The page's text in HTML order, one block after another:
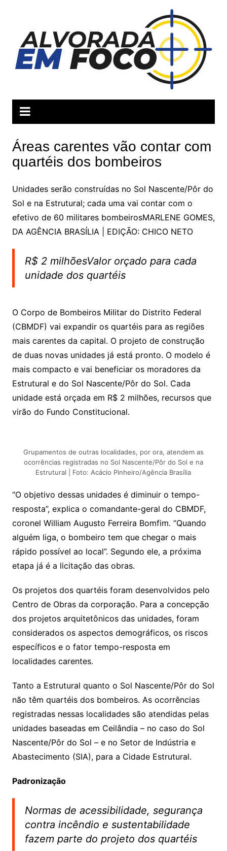
conteúdo
Áreas carentes vão contar com
quartéis dos bombeiros
Unidades serão construídas no Sol Nascente/Pôr do
Sol e na Estrutural; cada uma vai contar com o
efetivo de 60 militares bombeirosMARLENE GOMES,
DA AGÊNCIA BRASÍLIA | EDIÇÃO: CHICO NETO
R$ 2 milhõesValor orçado para cada
unidade dos quartéis
O Corpo de Bombeiros Militar do Distrito Federal
(CBMDF) vai expandir os quartéis para as regiões
mais carentes da capital. O projeto de construção
de duas novas unidades já está pronto. O modelo é
mais compacto e vai beneficiar os moradores da
Estrutural e do Sol Nascente/Pôr do Sol. Cada
unidade está orçada em R$ 2 milhões, recursos que
virão do Fundo Constitucional.
Grupamentos de outras localidades, por ora, atendem as
ocorrências registradas no Sol Nascente/Pôr do Sol e na
Estrutural | Foto: Acácio Pinheiro/Agência Brasília
“O objetivo dessas unidades é diminuir o tempo-
resposta”, explica o comandante-geral do CBMDF,
coronel William Augusto Ferreira Bomfim. “Quando
alguém liga, o bombeiro tem que chegar o mais
rápido possível ao local”. Segundo ele, a próxima
etapa já é a licitação das obras.
Os projetos dos quartéis foram desenvolvidos pelo
Centro de Obras da corporação. Para a concepção
dos projetos arquitetônicos das unidades, foram
considerados os aspectos demográficos, os riscos
específicos e o fator tempo-resposta em
localidades carentes.
Tanto a Estrutural quanto o Sol Nascente/Pôr do Sol
não têm quartéis dos bombeiros. As ocorrências
registradas nessas localidades são atendidas pelas
unidades baseadas em Ceilândia – no caso do Sol
Nascente/Pôr do Sol – e no Setor de Indústria e
Abastecimento (SIA), para a Cidade Estrutural.
Padronização
Normas de acessibilidade, segurança
contra incêndio e sustentabilidade
fazem parte do projeto dos quartéis